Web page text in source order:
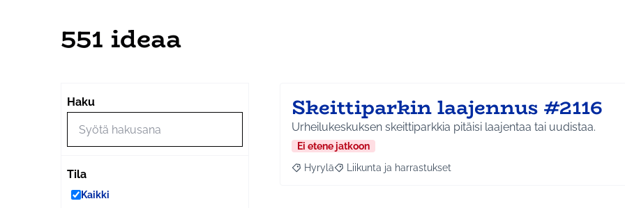
551 ideaa
Haku
Tila
Kaikki
Skeittiparkin laajennus #2116
Urheilukeskuksen skeittiparkkia pitäisi laajentaa tai uudistaa.
Ei etene jatkoon
Rajaa tulokset aihepiirin mukaan: Hyrylä
Hyrylä Rajaa tulokset teeman mukaan: Liikunta ja harrastukset
Liikunta ja harrastukset